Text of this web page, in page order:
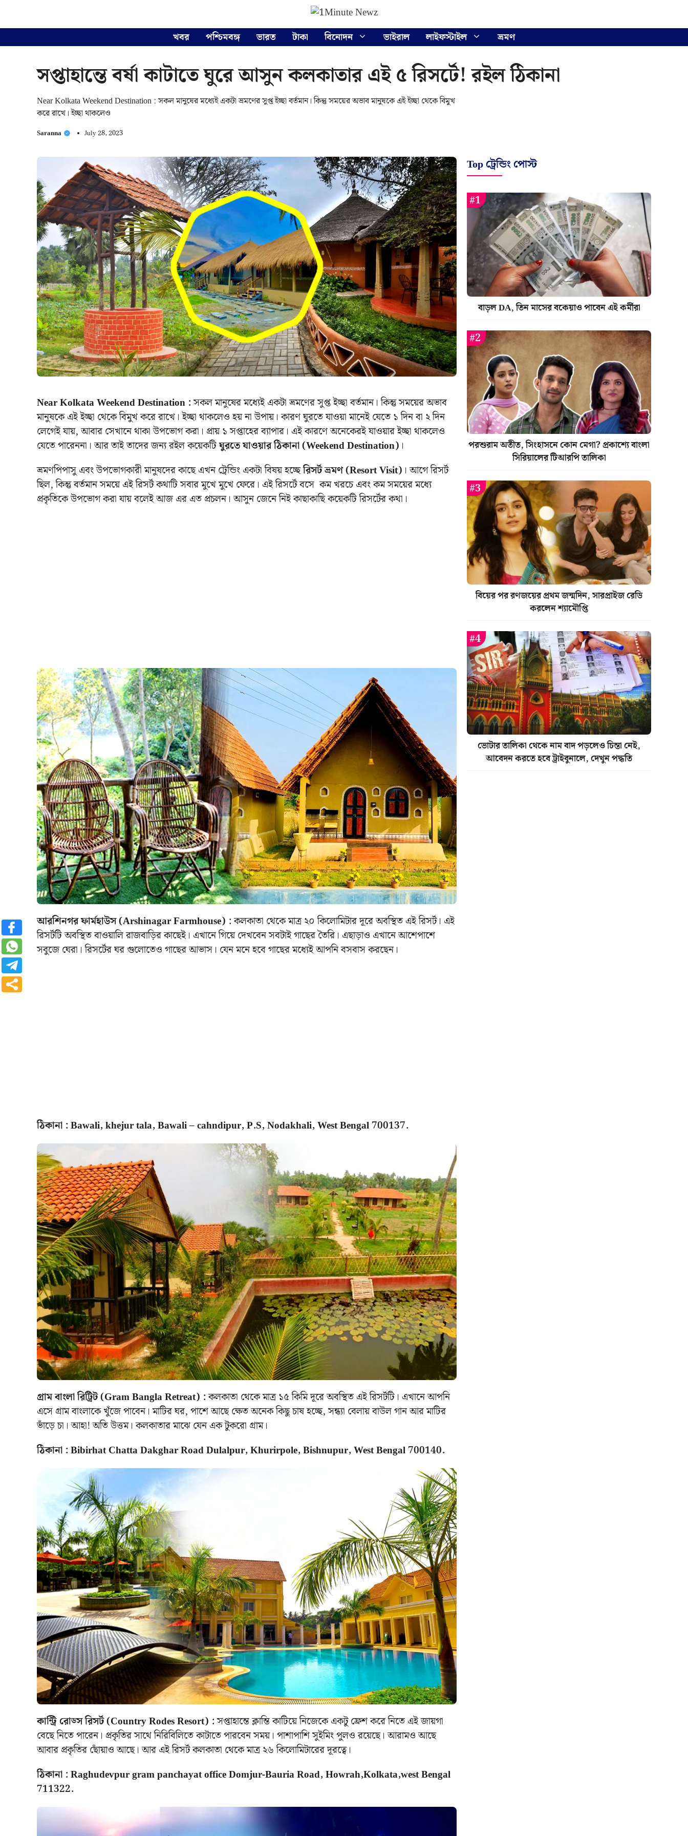
খবর পশ্চিমবঙ্গ ভারত টাকা বিনোদন ভাইরাল লাইফস্টাইল ভ্রমণ
সপ্তাহান্তে বর্ষা কাটাতে ঘুরে আসুন কলকাতার এই ৫ রিসর্টে! রইল ঠিকানা
Near Kolkata Weekend Destination : সকল মানুষের মধ্যেই একটা ভ্রমণের সুপ্ত ইচ্ছা বর্তমান। কিন্তু সময়ের অভাব মানুষকে এই ইচ্ছা থেকে বিমুখ
করে রাখে। ইচ্ছা থাকলেও
Saranna July 28, 2023
Near Kolkata Weekend Destination :সকল মানুষের মধ্যেই একটা ভ্রমণের সুপ্ত ইচ্ছা বর্তমান। কিন্তু সময়ের অভাব
মানুষকে এই ইচ্ছা থেকে বিমুখ করে রাখে। ইচ্ছা থাকলেও হয় না উপায়। কারণ ঘুরতে যাওয়া মানেই যেতে ১ দিন বা ২ দিন
লেগেই যায়, আবার সেখানে থাকা উপভোগ করা। প্রায় ১ সপ্তাহের ব্যাপার। এই কারণে অনেকেরই যাওয়ার ইচ্ছা থাকলেও
যেতে পারেননা। আর তাই তাদের জন্য রইল কয়েকটিঘুরতে যাওয়ার ঠিকানা (Weekend Destination) ।
ভ্রমণপিপাসু এবং উপভোগকারী মানুষদের কাছে এখন ট্রেন্ডিং একটা বিষয় হচ্ছেরিসর্ট ভ্রমণ (Resort Visit) । আগে রিসর্ট
ছিল, কিন্তু বর্তমান সময়ে এই রিসর্ট কথাটি সবার মুখে মুখে ফেরে। এই রিসর্টে বসে কম খরচে এবং কম সময়ের মধ্যে
প্রকৃতিকে উপভোগ করা যায় বলেই আজ এর এত প্রচলন। আসুন জেনে নিই কাছাকাছি কয়েকটি রিসর্টের কথা।
আরশিনগর ফার্মহাউস (Arshinagar Farmhouse) :কলকাতা থেকে মাত্র ২০ কিলোমিটার দূরে অবস্থিত এই রিসর্ট। এই
রিসর্টটি অবস্থিত বাওয়ালি রাজবাড়ির কাছেই। এখানে গিয়ে দেখবেন সবটাই গাছের তৈরি। এছাড়াও এখানে আশেপাশে
সবুজে ঘেরা। রিসর্টের ঘর গুলোতেও গাছের আভাস। যেন মনে হবে গাছের মধ্যেই আপনি বসবাস করছেন।
ঠিকানা : Bawali, khejur tala, Bawali – cahndipur, P.S, Nodakhali, West Bengal 700137.
গ্রাম বাংলা রিট্রিট (Gram Bangla Retreat) :কলকাতা থেকে মাত্র ১৫ কিমি দূরে অবস্থিত এই রিসর্টটি। এখানে আপনি
এসে গ্রাম বাংলাকে খুঁজে পাবেন। মাটির ঘর, পাশে আছে ক্ষেত অনেক কিছু চাষ হচ্ছে, সন্ধ্যা বেলায় বাউল গান আর মাটির
ভাঁড়ে চা। আহা! অতি উত্তম। কলকাতার মাঝে যেন এক টুকরো গ্রাম।
ঠিকানা : Bibirhat Chatta Dakghar Road Dulalpur, Khurirpole, Bishnupur, West Bengal 700140.
কান্ট্রি রোড্স রিসর্ট (Country Rodes Resort) :সপ্তাহান্তে ক্লান্তি কাটিয়ে নিজেকে একটু ফ্রেশ করে নিতে এই জায়গা
বেছে নিতে পারেন। প্রকৃতির সাথে নিরিবিলিতে কাটাতে পারবেন সময়। পাশাপাশি সুইমিং পুলও রয়েছে। আরামও আছে
আবার প্রকৃতির ছোঁয়াও আছে। আর এই রিসর্ট কলকাতা থেকে মাত্র ২৬ কিলোমিটারের দূরত্বে।
ঠিকানা : Raghudevpur gram panchayat office Domjur-Bauria Road, Howrah,Kolkata,west Bengal
711322.
Top ট্রেন্ডিং পোস্ট
বাড়ল DA, তিন মাসের বকেয়াও পাবেন এই কর্মীরা
পরশুরাম অতীত, সিংহাসনে কোন মেগা? প্রকাশ্যে বাংলা
সিরিয়ালের টিআরপি তালিকা
বিয়ের পর রণজয়ের প্রথম জন্মদিন, সারপ্রাইজ রেডি
করলেন শ্যামৌপ্তি
ভোটার তালিকা থেকে নাম বাদ পড়লেও চিন্তা নেই,
আবেদন করতে হবে ট্রাইবুনালে, দেখুন পদ্ধতি